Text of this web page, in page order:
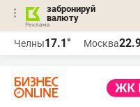
забронируй
валюту
Челны17.1° Москва